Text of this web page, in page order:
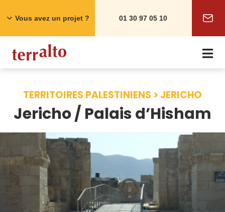
Vous avez un projet ? 01 30 97 05 10
TERRITOIRES PALESTINIENS > JERICHO
Jericho / Palais d’Hisham